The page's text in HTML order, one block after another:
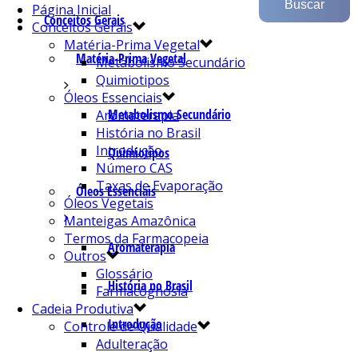
Conceitos Gerais
Matéria-Prima Vegetal
Metabolismo Secundário
Quimiotipos
Óleos Essenciais
Aromaterapia
História no Brasil
Introdução
Página Inicial
Conceitos Gerais
Matéria-Prima Vegetal
Metabolismo Secundário
Quimiotipos
Óleos Essenciais
Aromaterapia
História no Brasil
Introdução
Número CAS
Taxas de Evaporação
Óleos Vegetais
Manteigas Amazônica
Termos da Farmacopeia
Outros
Glossário
Farmacognosia
Cadeia Produtiva
Controle de Qualidade
Adulteração